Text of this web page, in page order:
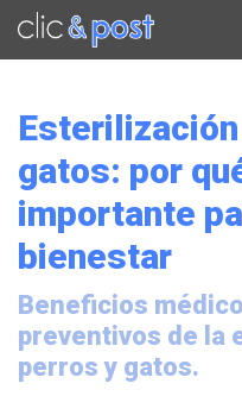
Saltar
contenido
gatos: por
importante
bienestar
Beneficios
preventivos de la
perros y gatos.